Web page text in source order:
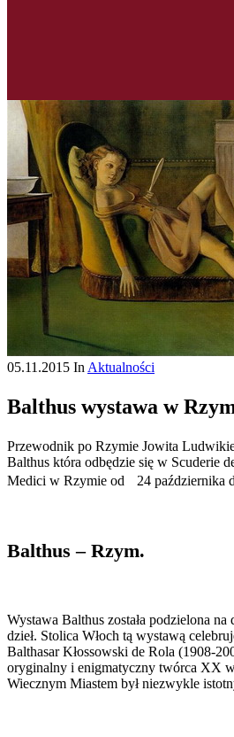
05.11.2015 InAktualności
Balthus wystawa w
Przewodnik po Rzymie Jowita
Balthus która odbędzie się w Scuderie
Medici w Rzymie od 24 października
Balthus – Rzym.
Wystawa Balthus została podzielona na
dzieł. Stolica Włoch tą wystawą
Balthasar Kłossowski de Rola (1908-
oryginalny i enigmatyczny twórca XX
Wiecznym Miastem był niezwykle